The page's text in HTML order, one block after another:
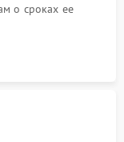
о сроках ее